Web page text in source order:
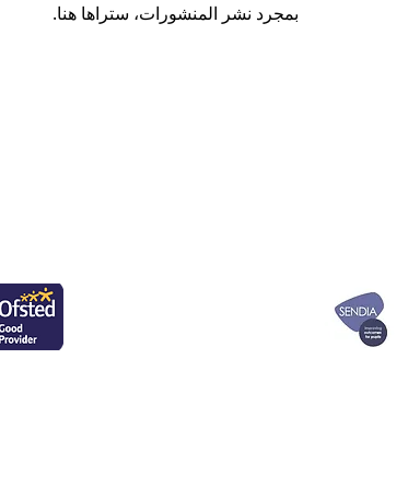
بمجرد نشر المنشورات، ستراها هنا.